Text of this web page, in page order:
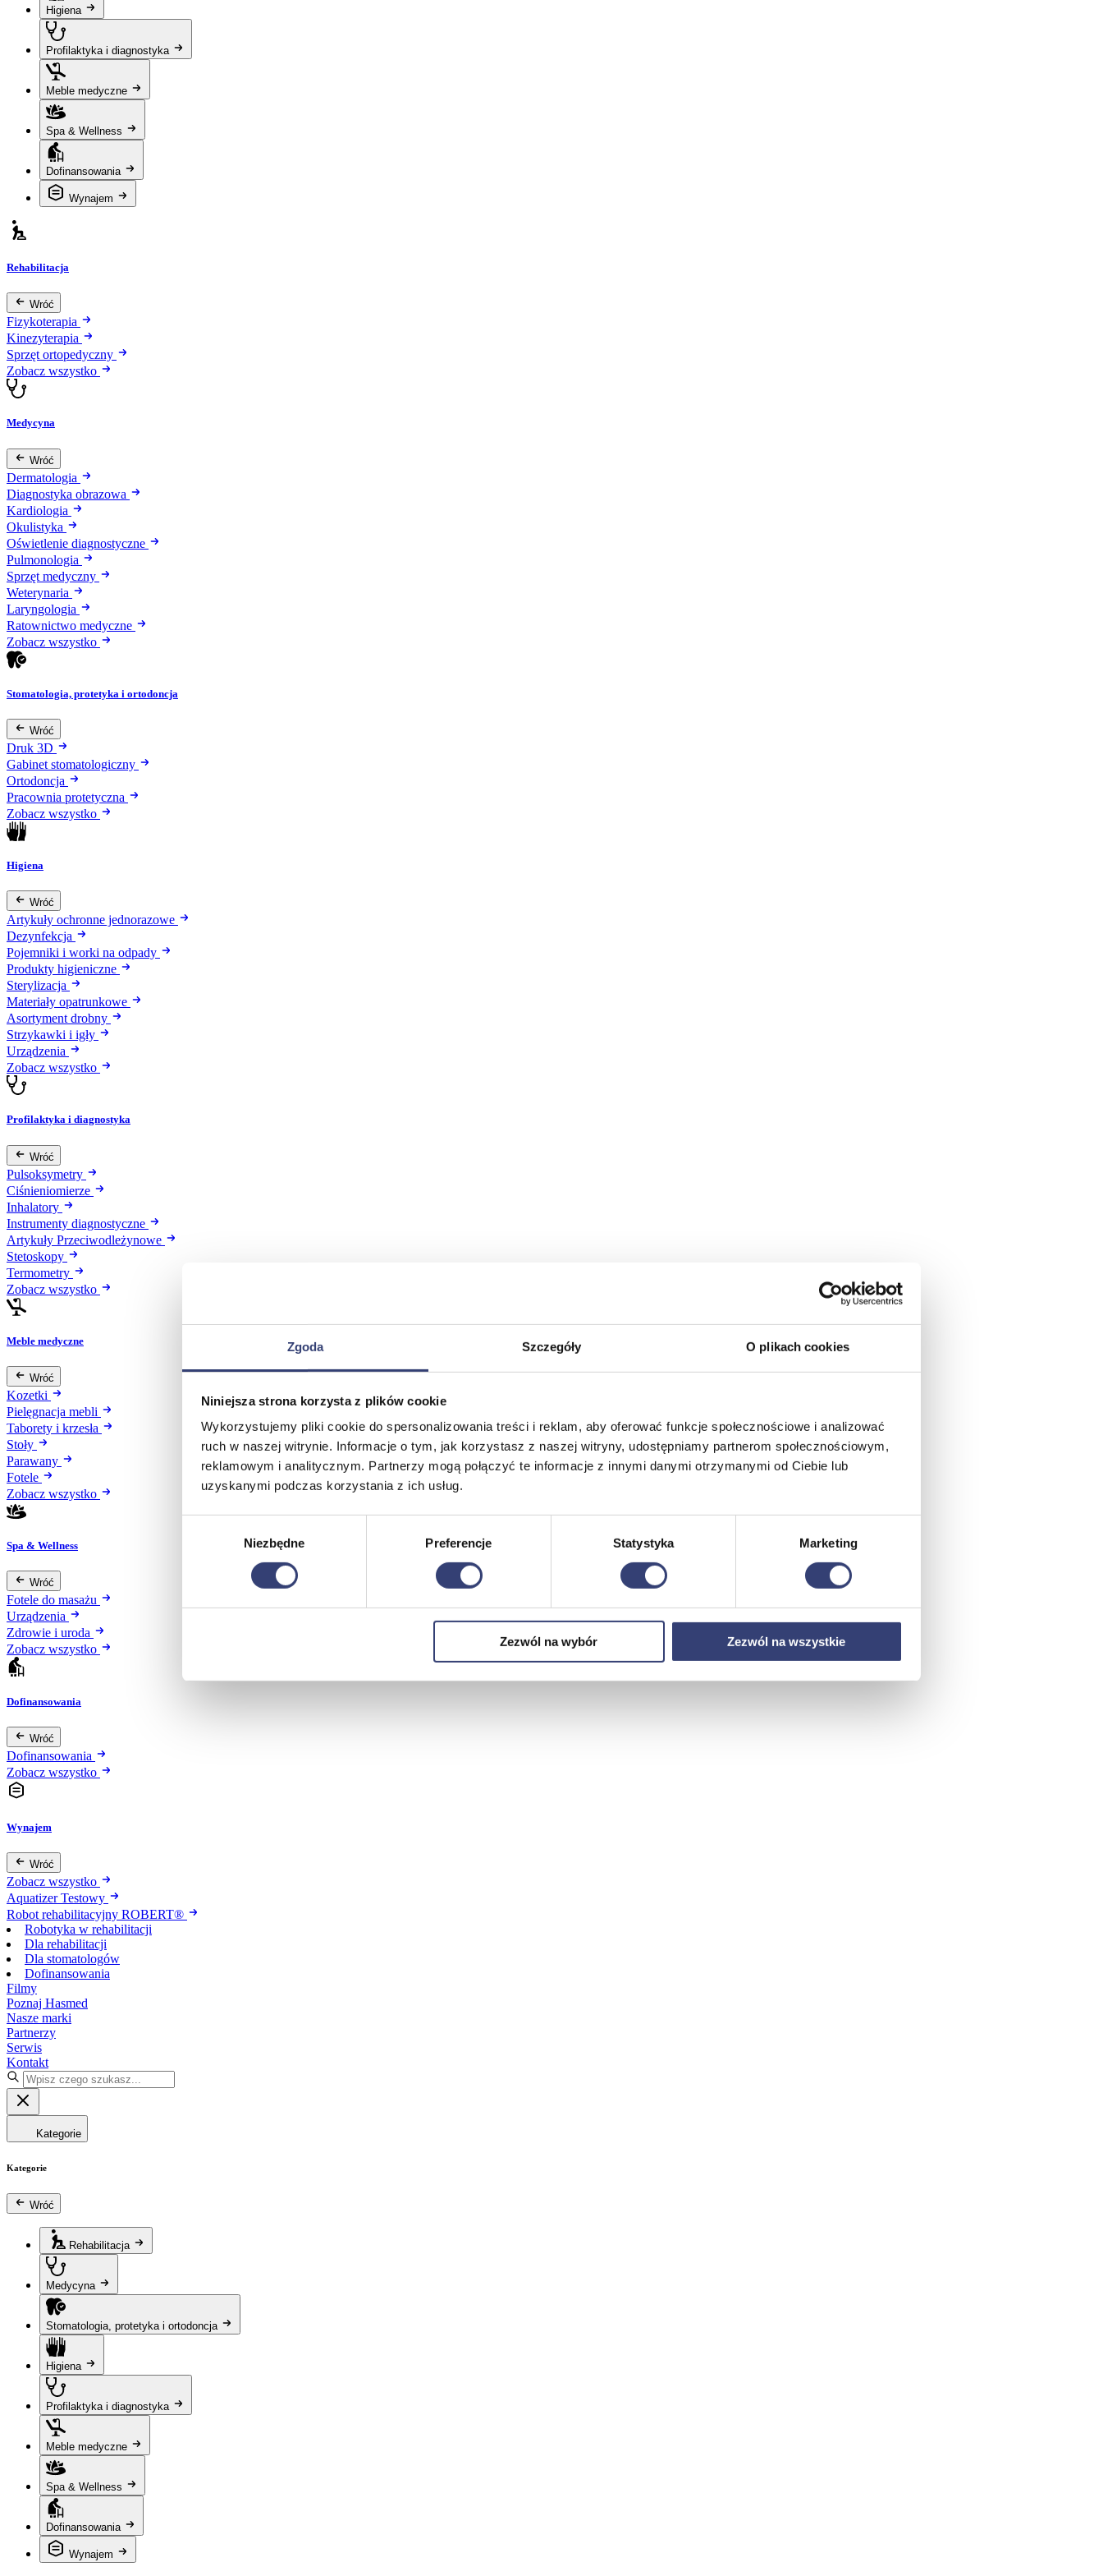
Zgoda Szczegóły O plikach cookies
Niniejsza strona korzysta z plików cookie
Wykorzystujemy pliki cookie do spersonalizowania treści i reklam, aby oferować funkcje społecznościowe i analizować
ruch w naszej witrynie. Informacje o tym, jak korzystasz z naszej witryny, udostępniamy partnerom społecznościowym,
reklamowym i analitycznym. Partnerzy mogą połączyć te informacje z innymi danymi otrzymanymi od Ciebie lub
uzyskanymi podczas korzystania z ich usług.
Niezbędne Preferencje Statystyka Marketing
Zezwól na wybór Zezwól na wszystkie
Higiena
Profilaktyka i diagnostyka
Meble medyczne
Spa & Wellness
Dofinansowania
Wynajem
Rehabilitacja
Wróć
Fizykoterapia
Kinezyterapia
Sprzęt ortopedyczny
Zobacz wszystko
Medycyna
Wróć
Dermatologia
Diagnostyka obrazowa
Kardiologia
Okulistyka
Oświetlenie diagnostyczne
Pulmonologia
Sprzęt medyczny
Weterynaria
Laryngologia
Ratownictwo medyczne
Zobacz wszystko
Stomatologia, protetyka i ortodoncja
Wróć
Druk 3D
Gabinet stomatologiczny
Ortodoncja
Pracownia protetyczna
Zobacz wszystko
Higiena
Wróć
Artykuły ochronne jednorazowe
Dezynfekcja
Pojemniki i worki na odpady
Produkty higieniczne
Sterylizacja
Materiały opatrunkowe
Asortyment drobny
Strzykawki i igły
Urządzenia
Zobacz wszystko
Profilaktyka i diagnostyka
Wróć
Pulsoksymetry
Ciśnieniomierze
Inhalatory
Instrumenty diagnostyczne
Artykuły Przeciwodleżynowe
Stetoskopy
Termometry
Zobacz wszystko
Meble medyczne
Wróć
Kozetki
Pielęgnacja mebli
Taborety i krzesła
Stoły
Parawany
Fotele
Zobacz wszystko
Spa & Wellness
Wróć
Fotele do masażu
Urządzenia
Zdrowie i uroda
Zobacz wszystko
Dofinansowania
Wróć
Dofinansowania
Zobacz wszystko
Wynajem
Wróć
Zobacz wszystko
Aquatizer Testowy
Robot rehabilitacyjny ROBERT®
Robotyka w rehabilitacji
Dla rehabilitacji
Dla stomatologów
Dofinansowania
Filmy
Poznaj Hasmed
Nasze marki
Partnerzy
Serwis
Kontakt
Kategorie
Kategorie
Wróć
Rehabilitacja
Medycyna
Stomatologia, protetyka i ortodoncja
Higiena
Profilaktyka i diagnostyka
Meble medyczne
Spa & Wellness
Dofinansowania
Wynajem